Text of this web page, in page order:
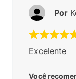
Excelente
Você
Por